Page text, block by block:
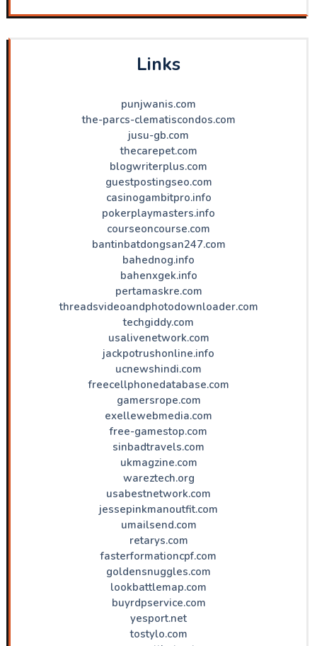
Links
punjwanis.com
the-parcs-clematiscondos.com
jusu-gb.com
thecarepet.com
blogwriterplus.com
guestpostingseo.com
casinogambitpro.info
pokerplaymasters.info
courseoncourse.com
bantinbatdongsan247.com
bahednog.info
bahenxgek.info
pertamaskre.com
threadsvideoandphotodownloader.com
techgiddy.com
usalivenetwork.com
jackpotrushonline.info
ucnewshindi.com
freecellphonedatabase.com
gamersrope.com
exellewebmedia.com
free-gamestop.com
sinbadtravels.com
ukmagzine.com
wareztech.org
usabestnetwork.com
jessepinkmanoutfit.com
umailsend.com
retarys.com
fasterformationcpf.com
goldensnuggles.com
lookbattlemap.com
buyrdpservice.com
yesport.net
tostylo.com